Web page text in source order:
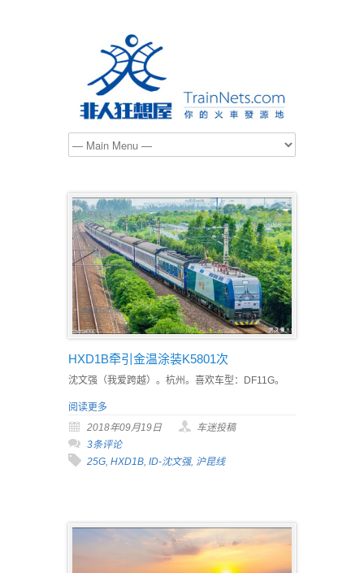
HXD1B牵引金温涂装K5801次
沈文强（我爱跨越）。杭州。喜欢车型：DF11G。
阅读更多
2018年09月19日
车迷投稿
3条评论
25G, HXD1B, ID-沈文强, 沪昆线